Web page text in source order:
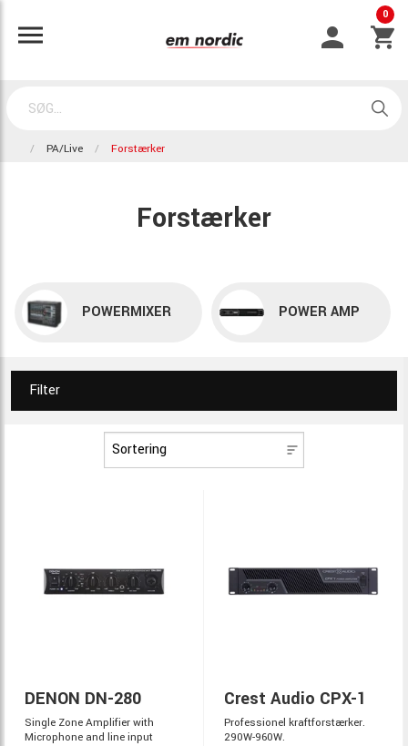
0
PA/Live Forstærker
Forstærker
POWERMIXER POWER AMP
Filter
DENON DN-280
Single Zone Amplifier with
Microphone and line input
Crest Audio CPX-1
Professionel kraftforstærker.
290W-960W.